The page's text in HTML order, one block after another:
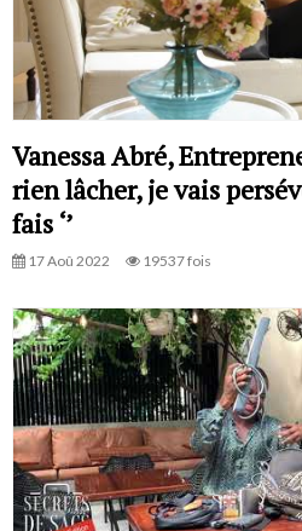
Vanessa Abré,
rien lâcher, je vais
fais ‘’
17 Aoû 2022 19537 fois